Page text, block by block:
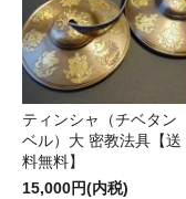
ティンシャ（チベタン
ベル）大 密教法具【送
料無料】
15,000円(内税)